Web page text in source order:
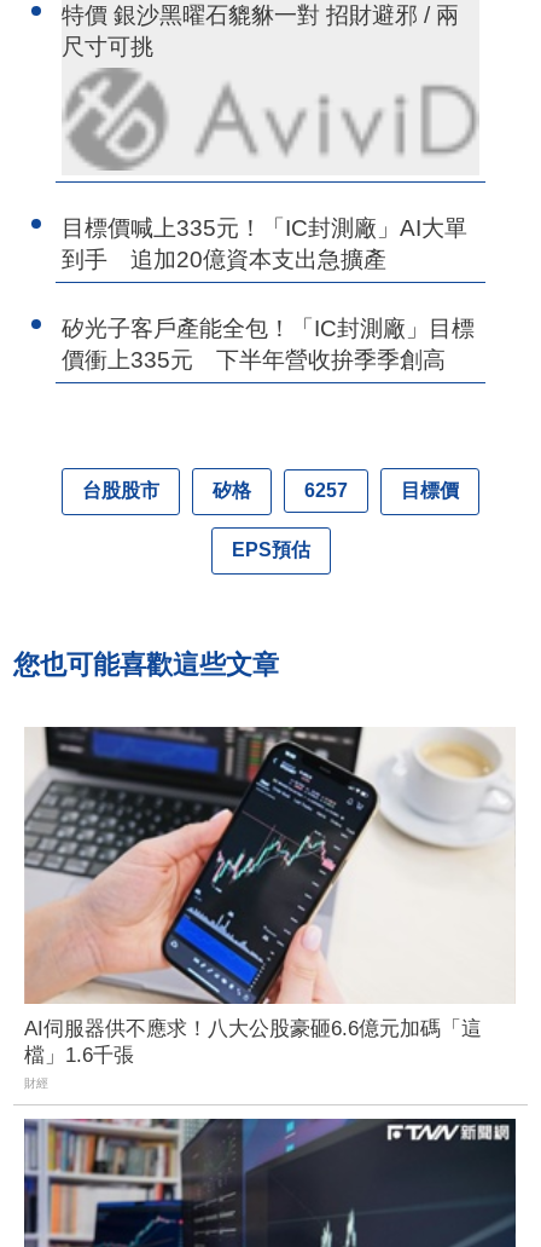
特價 銀沙黑曜石貔貅一對 招財避邪 / 兩
尺寸可挑
目標價喊上335元！「IC封測廠」AI大單
到手 追加20億資本支出急擴產
矽光子客戶產能全包！「IC封測廠」目標
價衝上335元 下半年營收拚季季創高
台股股市 矽格 6257 目標價
EPS預估
您也可能喜歡這些文章
AI伺服器供不應求！八大公股豪砸6.6億元加碼「這
檔」1.6千張
財經